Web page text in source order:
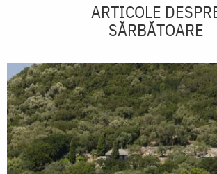
ARTICOLE
SĂRBĂTOARE